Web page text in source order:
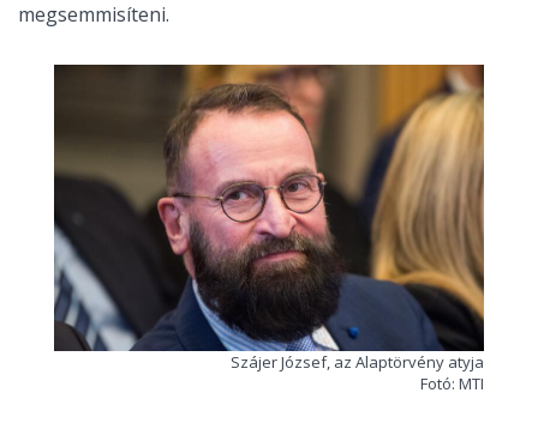
megsemmisíteni.
Szájer József, az Alaptörvény atyja
Fotó: MTI